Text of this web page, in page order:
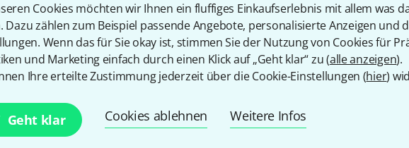
Cookies möchten wir Ihnen ein fluffiges Einkaufserlebnis mit allem was
Dazu zählen zum Beispiel passende Angebote, personalisierte Anzeigen und
Wenn das für Sie okay ist, stimmen Sie der Nutzung von Cookies für
und Marketing einfach durch einen Klick auf „Geht klar“ zu (alle anzeigen).
Ihre erteilte Zustimmung jederzeit über die Cookie-Einstellungen (hier)
Geht klar Cookies ablehnen Weitere Infos
Gefällt Ihnen, was Sie sehen?
Teilen Hilfe & Feedback